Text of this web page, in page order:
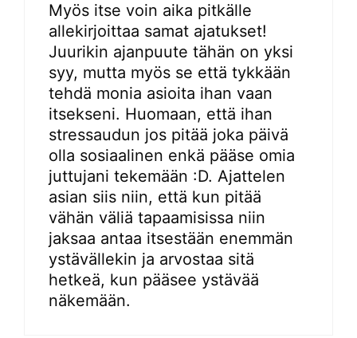
Myös itse voin aika pitkälle
allekirjoittaa samat ajatukset!
Juurikin ajanpuute tähän on yksi
syy, mutta myös se että tykkään
tehdä monia asioita ihan vaan
itsekseni. Huomaan, että ihan
stressaudun jos pitää joka päivä
olla sosiaalinen enkä pääse omia
juttujani tekemään :D. Ajattelen
asian siis niin, että kun pitää
vähän väliä tapaamisissa niin
jaksaa antaa itsestään enemmän
ystävällekin ja arvostaa sitä
hetkeä, kun pääsee ystävää
näkemään.